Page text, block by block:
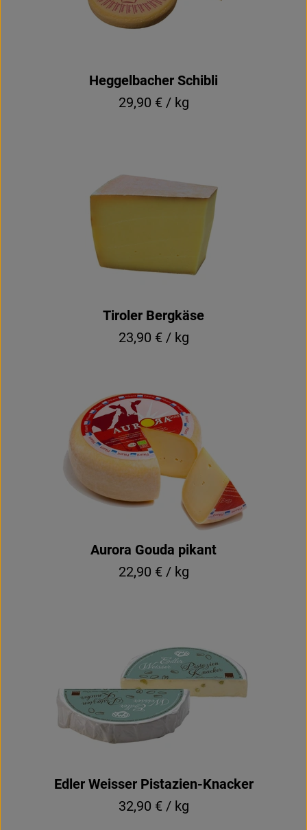
Heggelbacher Schibli
29,90 € / kg
Tiroler Bergkäse
23,90 € / kg
Aurora Gouda pikant
22,90 € / kg
Edler Weisser Pistazien-Knacker
32,90 € / kg